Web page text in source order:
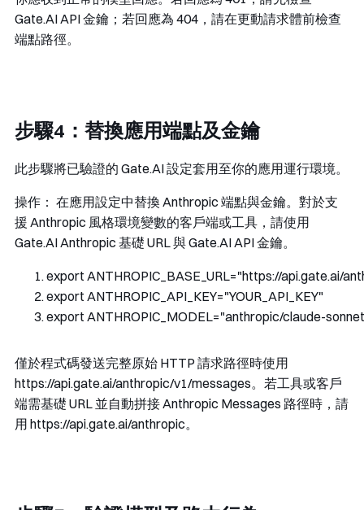
Gate.AI API 金鑰；若回應為 404 ，請在更動請求體前檢查
端點路徑。
步驟4：替換應用端點及金鑰
此步驟將已驗證的 Gate.AI 設定套用至你的應用運行環境。
操作： 在應用設定中替換 Anthropic 端點與金鑰。對於支
援 Anthropic 風格環境變數的客戶端或工具，請使用
Gate.AI Anthropic 基礎 URL 與 Gate.AI API 金鑰。
export ANTHROPIC_BASE_URL="https://api.gate.ai/
export ANTHROPIC_API_KEY="YOUR_API_KEY"
export ANTHROPIC_MODEL="anthropic/claude-
僅於程式碼發送完整原始 HTTP 請求路徑時使用
https://api.gate.ai/anthropic/v1/messages。若工具或客戶
端需基礎 URL 並自動拼接 Anthropic Messages 路徑時，請
用 https://api.gate.ai/anthropic。